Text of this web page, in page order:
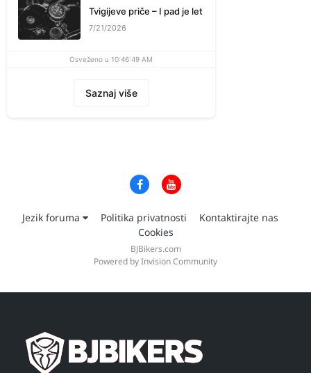
Tvigijeve priče – I pad je let
7/21/2026
Osveženo u 10:46:49 AM
Saznaj više
Jezik foruma Politika privatnosti
Kontaktirajte nas
Cookies
BJBikers.com
Powered by Invision Community